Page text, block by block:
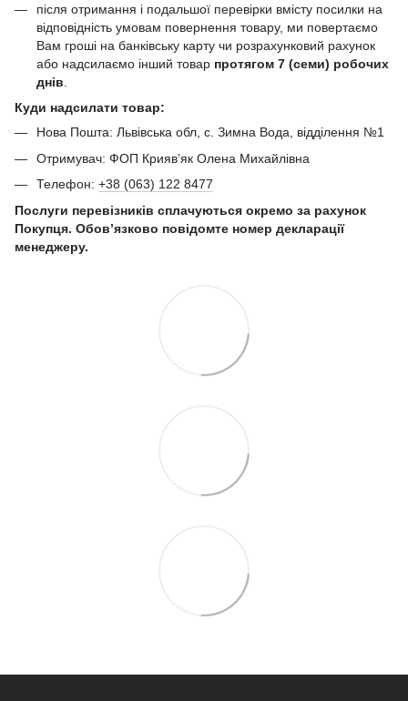
після отримання і подальшої перевірки вмісту посилки на
відповідність умовам повернення товару, ми повертаємо
Вам гроші на банківську карту чи розрахунковий рахунок
або надсилаємо інший товар протягом 7 (семи) робочих
днів
Куди надсилати товар:
Нова Пошта: Львівська обл, с. Зимна Вода, відділення №1
Отримувач: ФОП Криявʼяк Олена Михайлівна
Телефон: +38 (063) 122 8477
Послуги перевізників сплачуються окремо за рахунок
Покупця. Обов’язково повідомте номер декларації
менеджеру.